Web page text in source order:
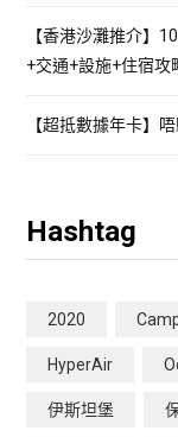
【香港沙灘推介】
+交通+設施+住宿攻
【超抵數據年卡】
Hashtag
2020
HyperAir
伊斯坦堡